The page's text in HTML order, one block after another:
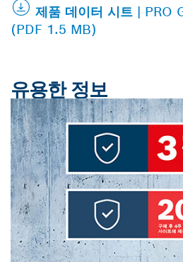
제품 데이터 시트 | PRO
(PDF 1.5 MB)
유용한 정보